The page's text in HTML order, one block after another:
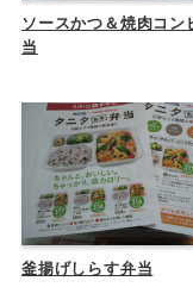
ソースかつ＆焼肉コン
当
釜揚げしらす弁当